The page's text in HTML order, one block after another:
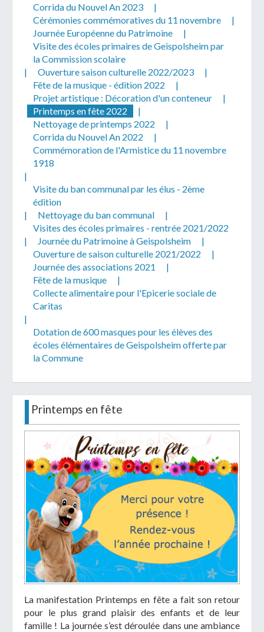
Corrida du Nouvel An 2023
|
Cérémonies commémoratives du 11 novembre
|
Journée Européenne du Patrimoine
|
Visite des écoles primaires de Geispolsheim par
la Commission scolaire
|
Ouverture saison culturelle 2022/2023
|
Fête de la musique - édition 2022
|
Projet artistique : Décoration d'un conteneur
|
Printemps en fête 2022
|
Nettoyage de printemps 2022
|
Corrida du Nouvel An 2022
|
Commémoration de l'Armistice du 11 novembre
1918
|
Visite du ban communal par les élus - 2ème
édition
|
Nettoyage du ban communal
|
Visites des écoles primaires - rentrée 2021/2022
|
Journée du Patrimoine à Geispolsheim
|
Ouverture de saison culturelle 2021/2022
|
Journée des associations 2021
|
Fête de la musique
|
Collecte alimentaire pour l'Epicerie sociale de
Caritas
|
Dotation de 600 masques pour les élèves des
écoles élémentaires de Geispolsheim offerte par
la Commune
Printemps en fête
La manifestation Printemps en fête a fait son retour
pour le plus grand plaisir des enfants et de leur
famille ! La journée s’est déroulée dans une ambiance